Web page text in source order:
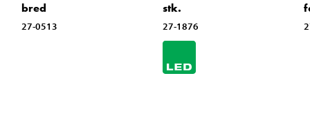
bred
27-0513
stk.
27-1876